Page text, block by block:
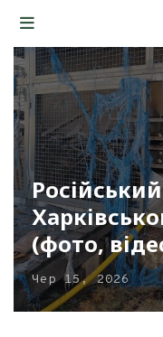
(фото,
Чер 15, 2026